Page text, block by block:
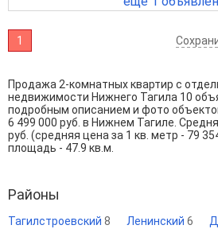
1
Продажа 2-комнатных квартир с
недвижимости Нижнего Тагила 10
подробным описанием и фото
6 499 000 руб. в Нижнем Тагиле.
руб. (средняя цена за 1 кв. метр - 79
площадь - 47.9 кв.м.
Районы
Тагилстроевский 8 Ленинский 6